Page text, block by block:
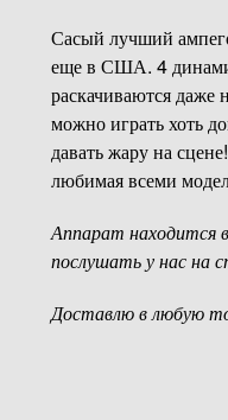
Сасый лучший
еще в США. 4
раскачиваются даже
можно играть хоть
давать жару на
любимая всеми
Аппарат находится
послушать у нас на
Доставлю в любую